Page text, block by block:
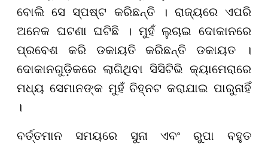
ବୋଲି ସେ ସ୍ପଷ୍ଟ କରିଛନ୍ତି । ରାଜ୍ୟରେ ଏପରି
ଅନେକ ଘଟଣା ଘଟିଛି । ମୁହଁ ଲୁଚାଇ ଦୋକାନରେ
ପ୍ରବେଶ କରି ଡକାୟତି କରିଛନ୍ତି ଡକାୟତ ।
ଦୋକାନଗୁଡ଼ିକରେ ଲାଗିଥିବା ସିସିଟିଭି କ୍ୟାମେରାରେ
ମଧ୍ୟ ସେମାନଙ୍କ ମୁହଁ ଚିହ୍ନଟ କରାଯାଇ ପାରୁନାହିଁ
।
ବର୍ତ୍ତମାନ ସମୟରେ ସୁନା ଏବଂ ରୁପା ବହୁତ